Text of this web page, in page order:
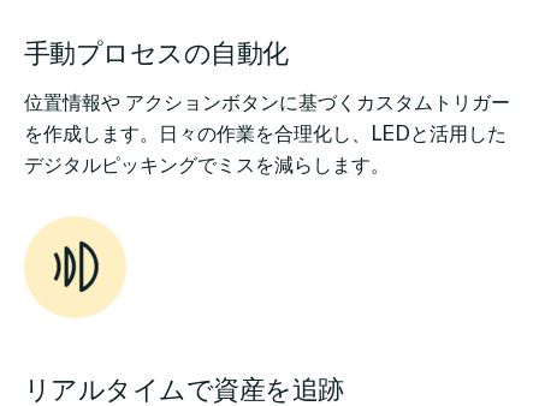
手動プロセスの自動化
位置情報や アクションボタンに基づくカスタムトリガー
を作成します。日々の作業を合理化し、LEDと活用した
デジタルピッキングでミスを減らします。
リアルタイムで資産を追跡